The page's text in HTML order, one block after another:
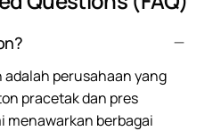
adalah perusahaan yang
pracetak dan pres
menawarkan berbagai